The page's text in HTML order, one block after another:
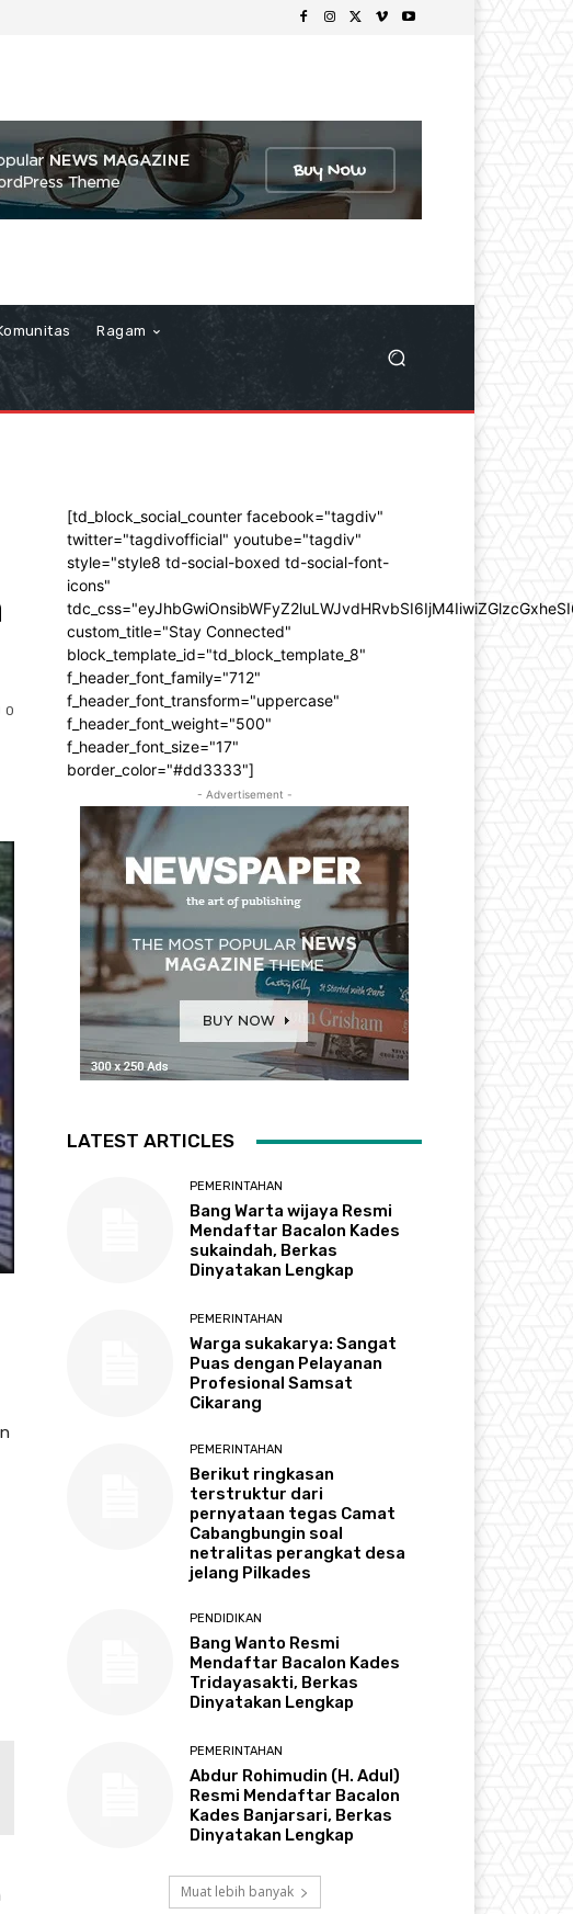
Ragam
0
[td_block_social_counter facebook="tagdiv"
twitter="tagdivofficial" youtube="tagdiv"
style="style8 td-social-boxed td-social-font-
icons"
custom_title="Stay Connected"
block_template_id="td_block_template_8"
f_header_font_family="712"
f_header_font_transform="uppercase"
f_header_font_weight="500"
f_header_font_size="17"
border_color="#dd3333"]
- Advertisement -
LATEST ARTICLES
PEMERINTAHAN
Bang Warta wijaya Resmi
Mendaftar Bacalon Kades
sukaindah, Berkas
Dinyatakan Lengkap
PEMERINTAHAN
Warga sukakarya: Sangat
Puas dengan Pelayanan
Profesional Samsat
Cikarang
PEMERINTAHAN
Berikut ringkasan
terstruktur dari
pernyataan tegas Camat
Cabangbungin soal
netralitas perangkat desa
jelang Pilkades
PENDIDIKAN
Bang Wanto Resmi
Mendaftar Bacalon Kades
Tridayasakti, Berkas
Dinyatakan Lengkap
PEMERINTAHAN
Abdur Rohimudin (H. Adul)
Resmi Mendaftar Bacalon
Kades Banjarsari, Berkas
Dinyatakan Lengkap
Muat lebih banyak